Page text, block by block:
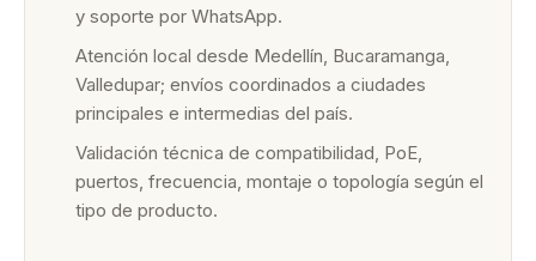
y soporte por WhatsApp.
Atención local desde Medellín, Bucaramanga,
Valledupar; envíos coordinados a ciudades
principales e intermedias del país.
Validación técnica de compatibilidad, PoE,
puertos, frecuencia, montaje o topología según el
tipo de producto.